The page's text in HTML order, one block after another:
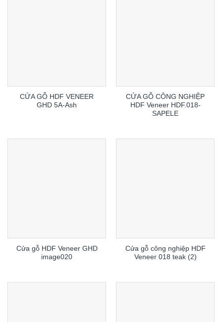
CỬA GỖ HDF VENEER
GHD 5A-Ash
CỬA GỖ CÔNG NGHIỆP
HDF Veneer HDF.018-
SAPELE
Cửa gỗ HDF Veneer GHD
image020
Cửa gỗ công nghiệp HDF
Veneer 018 teak (2)